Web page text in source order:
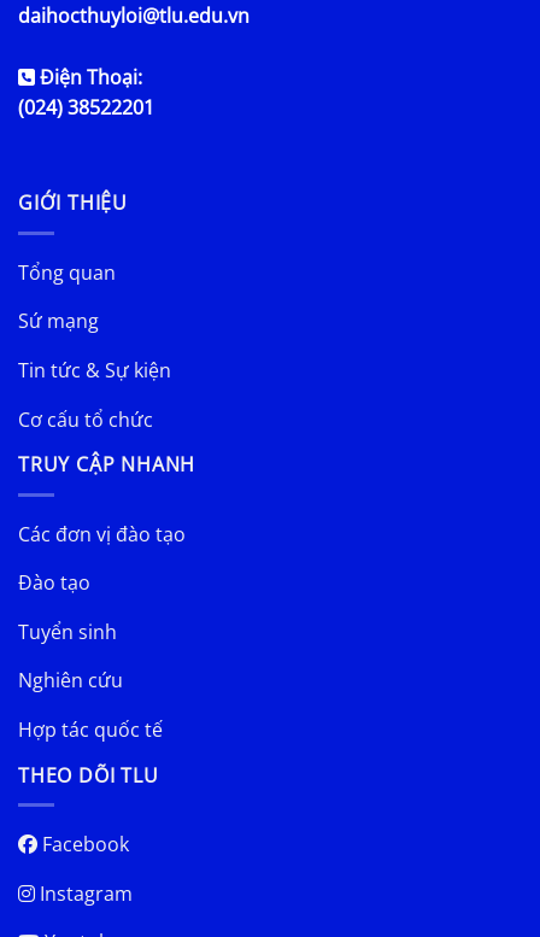
daihocthuyloi@tlu.edu.vn
Điện Thoại:
(024) 38522201
GIỚI THIỆU
Tổng quan
Sứ mạng
Tin tức & Sự kiện
Cơ cấu tổ chức
TRUY CẬP NHANH
Các đơn vị đào tạo
Đào tạo
Tuyển sinh
Nghiên cứu
Hợp tác quốc tế
THEO DÕI TLU
Facebook
Instagram